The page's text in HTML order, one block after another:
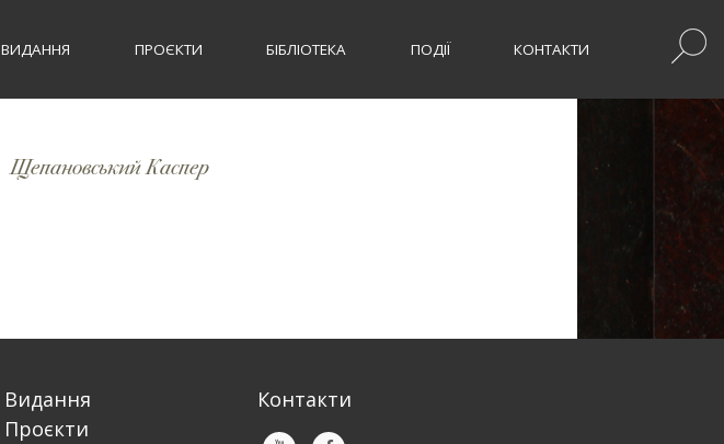
ВИДАННЯ ПРОЄКТИ БІБЛІОТЕКА ПОДІЇ КОНТАКТИ
Щепановський Каспер
Видання
Проєкти
Контакти